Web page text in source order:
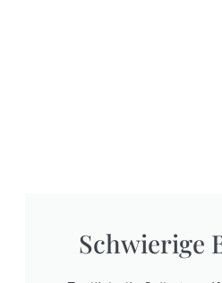
Schwierige